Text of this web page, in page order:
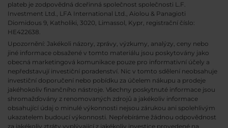
plateb je zodpovědná dceřinná společnost společnosti L.F.
Investment Ltd., LFA International Ltd., Aiolou & Panagioti
Diomidous 9, Katholiki, 3020, Limassol, Kypr, registrační číslo:
HE422638.
Upozornění: Jakékoli názory, zprávy, výzkumy, analýzy, ceny nebo
jiné informace obsažené v tomto materiálu jsou poskytovány jako
obecná marketingová komunikace pouze pro informativní účely a
nepředstavují investiční poradenství. Nic v tomto sdělení neobsahuje
investiční doporučení nebo pobídku za účelem nákupu a prodeje
jakéhokoliv finančního nástroje. Všechny poskytnuté informace jsou
shromažďovány z renomovaných zdrojů a jakékoliv informace
obsahující údaj o minulé výkonnosti nejsou zárukou ani spolehlivým
ukazatelem budoucí výkonnosti. Nepřebíráme žádnou odpovědnost
za jakékoliv ztráty vyplývající z jakékoliv investice provedené na